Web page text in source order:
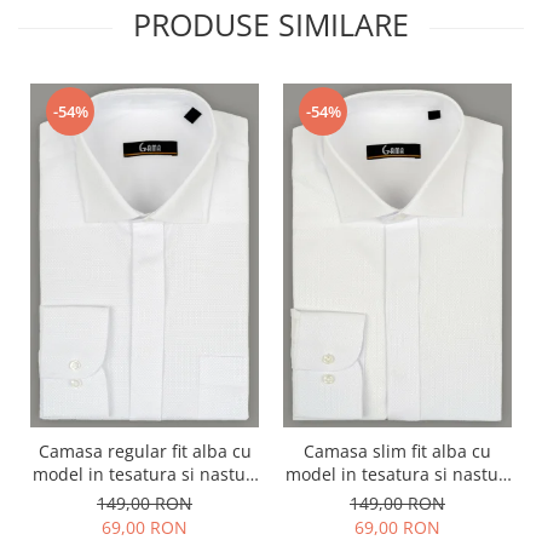
PRODUSE SIMILARE
-54%
Camasa regular fit alba cu
model in tesatura si nasturi
ascunsi
149,00 RON
69,00 RON
-54%
Camasa slim fit alba cu
model in tesatura si nasturi
ascunsi
149,00 RON
69,00 RON